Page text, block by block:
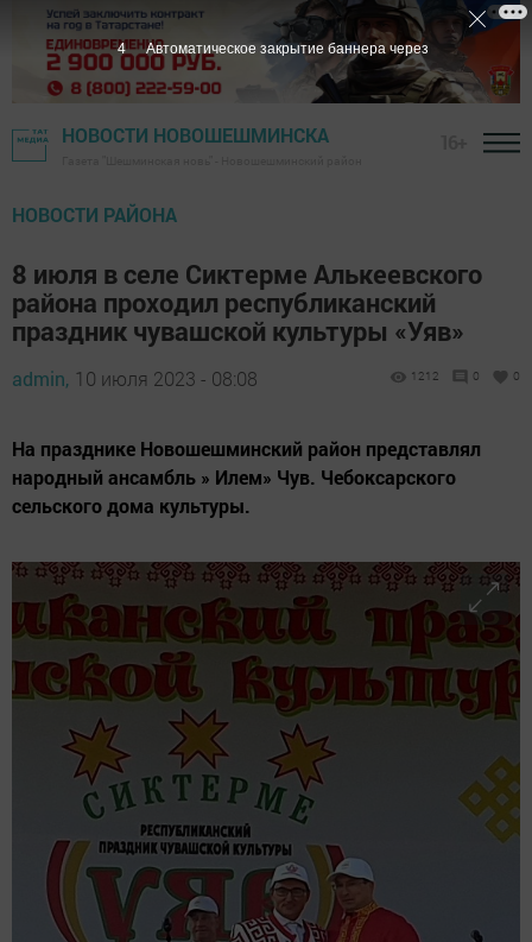
НОВОСТИ НОВОШЕШМИНСКА
НОВОСТИ РАЙОНА
8 июля в селе Сиктерме Алькеевского
района проходил республиканский
праздник чувашской культуры «Уяв»
admin, 10 июля 2023 - 08:08 1212 0 0
На празднике Новошешминский район представлял
народный ансамбль » Илем» Чув. Чебоксарского
сельского дома культуры.
2 Автоматическое закрытие баннера через